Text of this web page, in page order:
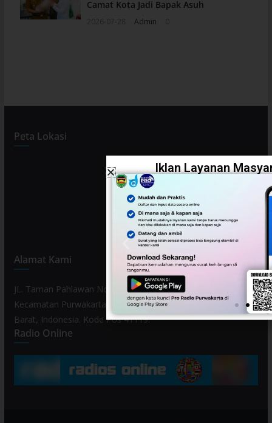
Camat Kota Jadi Bapak Asuh
Admin
Peta Lokasi
Alamat Kami
JL. Taman Pahlawan No. 80, Kelurahan Purwamekar,
Kecamatan Purwakarta, Kabupaten Purwakarta, Provinsi Jawa
Barat, Indonesia. Kode Pos 41119.
Radio Online
Iklan Layanan